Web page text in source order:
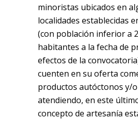
minoristas ubicados en
localidades establecidas
(con población inferior a
habitantes a la fecha de
efectos de la
cuenten en su oferta
productos autóctonos y/
atendiendo, en este
concepto de artesanía